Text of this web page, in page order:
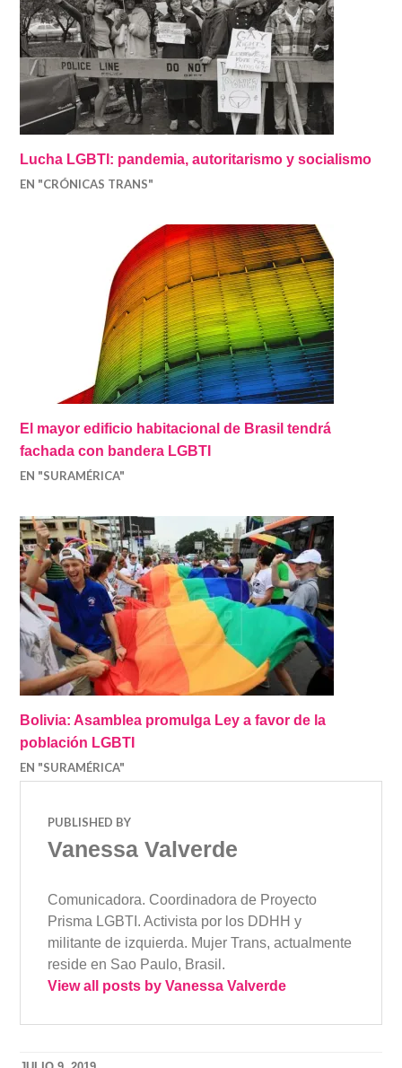
Lucha LGBTI: pandemia, autoritarismo y socialismo
EN "CRÓNICAS TRANS"
El mayor edificio habitacional de Brasil tendrá
fachada con bandera LGBTI
EN "SURAMÉRICA"
Bolivia: Asamblea promulga Ley a favor de la
población LGBTI
EN "SURAMÉRICA"
PUBLISHED BY
Vanessa Valverde
Comunicadora. Coordinadora de Proyecto
Prisma LGBTI. Activista por los DDHH y
militante de izquierda. Mujer Trans, actualmente
reside en Sao Paulo, Brasil.
View all posts by Vanessa Valverde